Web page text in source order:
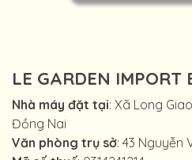
LE GARDEN IMPORT
Nhà máy đặt tại: Xã Long
Đồng Nai
Văn phòng trụ sở: 43 Nguyễn